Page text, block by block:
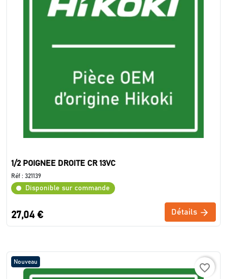
1/2 POIGNEE DROITE CR 13VC
Réf : 321139
Disponible sur commande
27,04 € Détails
Nouveau
favorite_border